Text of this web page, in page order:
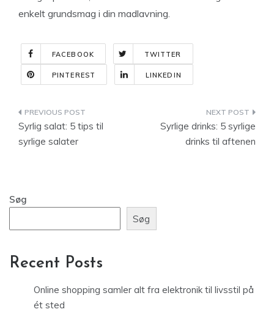
enkelt grundsmag i din madlavning.
FACEBOOK TWITTER
PINTEREST LINKEDIN
Indlægsnavigation
Syrlig salat: 5 tips til
syrlige salater
Syrlige drinks: 5 syrlige
drinks til aftenen
Søg
Søg
Recent Posts
Online shopping samler alt fra elektronik til livsstil på
ét sted